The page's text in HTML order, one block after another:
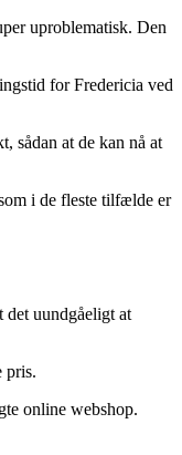
uproblematisk. Den
for Fredericia ved
sådan at de kan nå at
i de fleste tilfælde er
det uundgåeligt at
pris.
online webshop.